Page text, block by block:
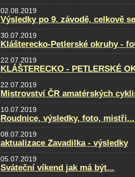
02.08.2019
Výsledky po 9. závodě, celkově
30.07.2019
Klášterecko-Petlerské okruhy -
22.07.2019
KLÁŠTERECKO - PETLERSKÉ
22.07.2019
Mistrovství ČR amatérských
10.07.2019
Roudnice, výsledky, foto,
08.07.2019
aktualizace Zavadilka - výsledky
05.07.2019
Sváteční víkend jak má být...